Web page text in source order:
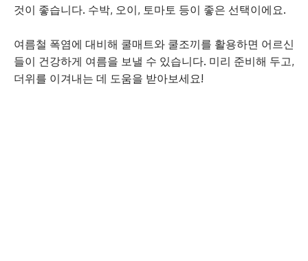
것이 좋습니다. 수박, 오이, 토마토 등이 좋은 선택이에요.
여름철 폭염에 대비해 쿨매트와 쿨조끼를 활용하면 어르신
들이 건강하게 여름을 보낼 수 있습니다. 미리 준비해 두고,
더위를 이겨내는 데 도움을 받아보세요!